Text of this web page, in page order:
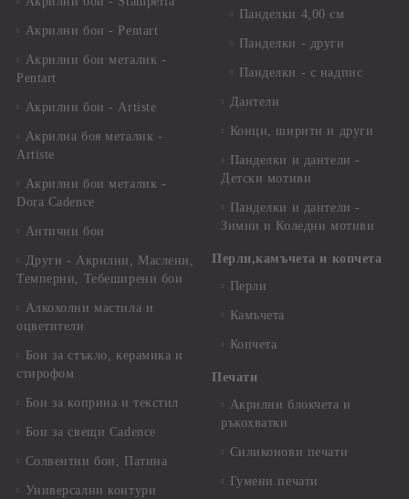
Акрилни бои - Pentart
Акрилни бои металик -
Pentart
Акрилни бои - Artiste
Акрилна боя металик -
Artiste
Акрилни бои металик -
Dora Cadence
Антични бои
Други - Акрилни, Маслени,
Темперни, Тебеширени бои
Алкохолни мастила и
оцветители
Бои за стъкло, керамика и
стирофом
Бои за коприна и текстил
Бои за свещи Cadence
Солвентни бои, Патина
Универсални контури
Панделки 4,00 см
Панделки - други
Панделки - с надпис
Дантели
Конци, ширити и други
Панделки и дантели -
Детски мотиви
Панделки и дантели -
Зимни и Коледни мотиви
Перли,камъчета и копчета
Перли
Камъчета
Копчета
Печати
Акрилни блокчета и
ръкохватки
Силиконови печати
Гумени печати